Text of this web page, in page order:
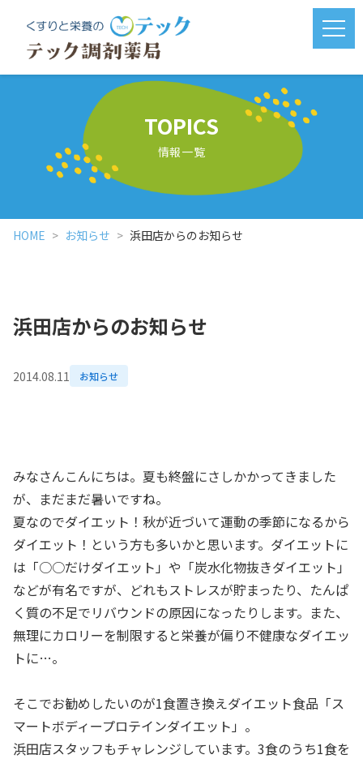
メニ
TOPICS
情報一覧
HOME お知らせ 浜田店からのお知らせ
浜田店からのお知らせ
2014.08.11 お知らせ
みなさんこんにちは。夏も終盤にさしかかってきました
が、まだまだ暑いですね。
夏なのでダイエット！秋が近づいて運動の季節になるから
ダイエット！という方も多いかと思います。ダイエットに
は「○○だけダイエット」や「炭水化物抜きダイエット」
などが有名ですが、どれもストレスが貯まったり、たんぱ
く質の不足でリバウンドの原因になったりします。また、
無理にカロリーを制限すると栄養が偏り不健康なダイエッ
トに…。
そこでお勧めしたいのが1食置き換えダイエット食品「ス
マートボディープロテインダイエット」。
浜田店スタッフもチャレンジしています。3食のうち1食を